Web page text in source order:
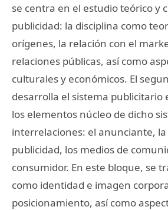
se centra en el estudio teórico y
publicidad: la disciplina como
orígenes, la relación con el
relaciones públicas, así como
culturales y económicos. El
desarrolla el sistema publicitario
los elementos núcleo de dicho
interrelaciones: el anunciante, la
publicidad, los medios de
consumidor. En este bloque, se
como identidad e imagen
posicionamiento, así como